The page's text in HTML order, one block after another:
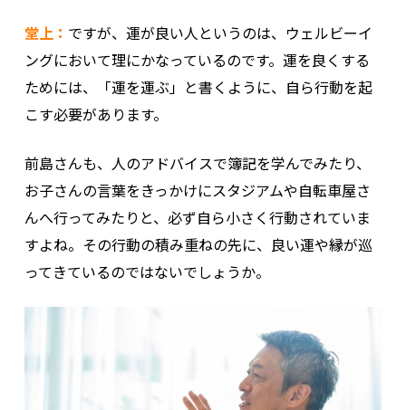
堂上： ですが、運が良い人というのは、ウェルビーイ
ングにおいて理にかなっているのです。運を良くする
ためには、「運を運ぶ」と書くように、自ら行動を起
こす必要があります。
前島さんも、人のアドバイスで簿記を学んでみたり、
お子さんの言葉をきっかけにスタジアムや自転車屋さ
んへ行ってみたりと、必ず自ら小さく行動されていま
すよね。その行動の積み重ねの先に、良い運や縁が巡
ってきているのではないでしょうか。